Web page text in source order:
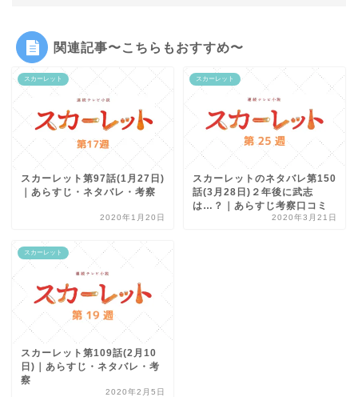
関連記事〜こちらもおすすめ〜
スカーレット
スカーレット第97話(1月27日)
｜あらすじ・ネタバレ・考察
2020年1月20日
スカーレット
スカーレットのネタバレ第150
話(3月28日)２年後に武志
は…？｜あらすじ考察口コミ
2020年3月21日
スカーレット
スカーレット第109話(2月10
日)｜あらすじ・ネタバレ・考
察
2020年2月5日